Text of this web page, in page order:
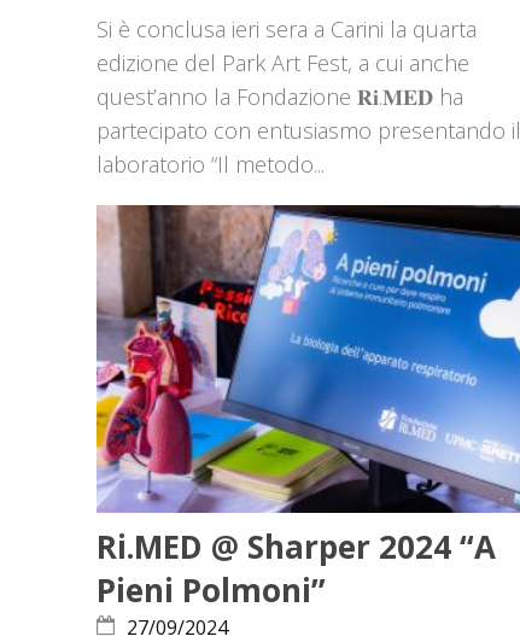
Si è conclusa ieri sera a Carini la quarta
edizione del Park Art Fest, a cui anche
quest’anno la Fondazione 𝐑𝐢.𝐌𝐄𝐃 ha
partecipato con entusiasmo presentando il
laboratorio “Il metodo...
Ri.MED @ Sharper 2024 “A
Pieni Polmoni”
27/09/2024